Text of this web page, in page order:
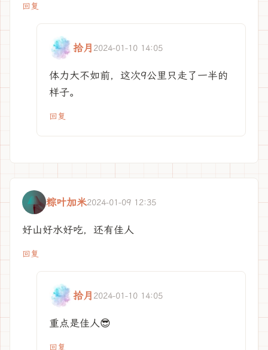
回复
拾月 2024-01-10 14:05
体力大不如前，这次9公里只走了一半的
样子。
回复
粽叶加米2024-01-09 12:35
好山好水好吃，还有佳人
回复
拾月 2024-01-10 14:05
重点是佳人😎
回复